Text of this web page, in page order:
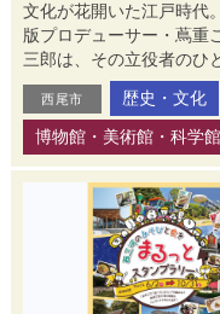
文化が花開いた江戸時代
版プロデューサー・蔦重
三郎は、その立役者のひ
西尾市
歴史・文化
博物館・美術館・科学館